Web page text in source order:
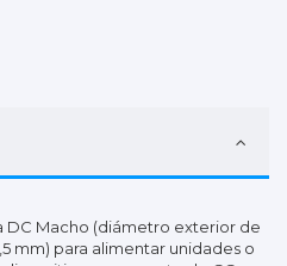
DC Macho (diámetro exterior de
mm) para alimentar unidades o